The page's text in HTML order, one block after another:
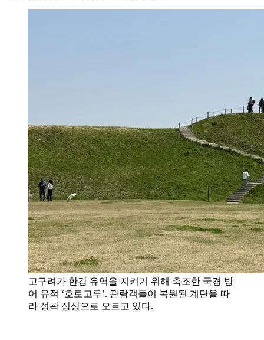
고구려가 한강 유역을 지키기 위해 축조한 국경 방
어 유적 ‘호로고루’. 관람객들이 복원된 계단을 따
라 성곽 정상으로 오르고 있다.